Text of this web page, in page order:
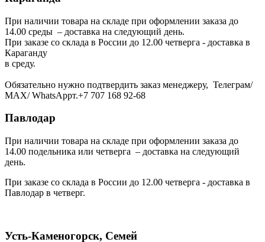
При наличии товара на складе при оформлении заказа до
14.00 среды – доставка на следующий день.
При заказе со склада в России до 12.00 четверга - доставка в
Караганду
в среду.
Обязательно нужно подтвердить заказ менеджеру, Телеграм/
МАХ/ WhatsAppт.+7 707 168 92-68
Павлодар
При наличии товара на складе при оформлении заказа до
14.00 подельника или четверга – доставка на следующий
день.
При заказе со склада в России до 12.00 четверга - доставка в
Павлодар в четверг.
Усть-Каменогорск, Семей